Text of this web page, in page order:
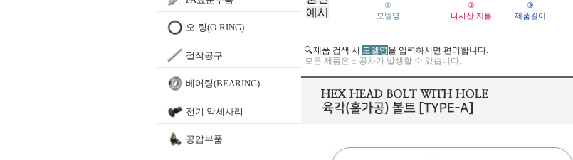
오-링(O-RING)
절삭공구
베어링(BEARING)
전기 악세사리
공압부품
예시
①
모델명
②
나사산 지름
③
제품길이
🔍제품 검색 시 모델명을 입력하시면 편리합니다.
모든 제품은 ± 공차가 발생할 수 있습니다.